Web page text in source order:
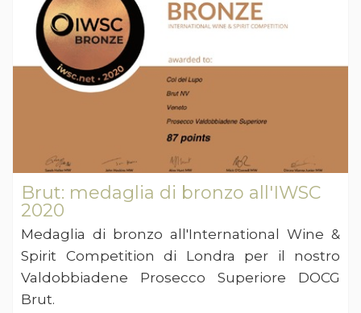
Brut: medaglia di bronzo all'IWSC
2020
Medaglia di bronzo all'International Wine &
Spirit Competition di Londra per il nostro
Valdobbiadene Prosecco Superiore DOCG
Brut.